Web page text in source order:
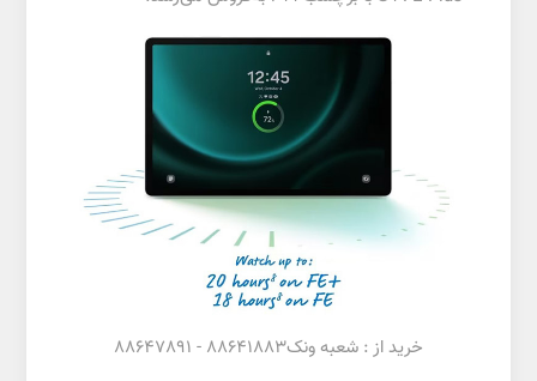
خرید از : شعبه ونک88641883 - 88647891